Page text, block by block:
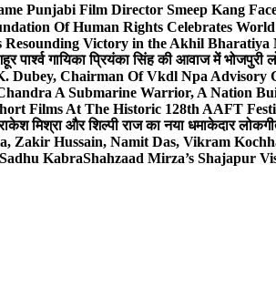
Punjabi Film Director Smeep Kang
Of Human Rights Celebrates
Resounding Victory in the Akhil
पार्श्व गायिका प्रियंका सिंह की आवाज में भोजपुरी
Dubey, Chairman Of Vkdl Npa Advisory
A Submarine Warrior, A Nation
Films At The Historic 128th AAFT
मिश्रा और शिल्पी राज का नया धमाकेदार
Zakir Hussain, Namit Das, Vikram
KabraShahzaad Mirza’s Shajapur